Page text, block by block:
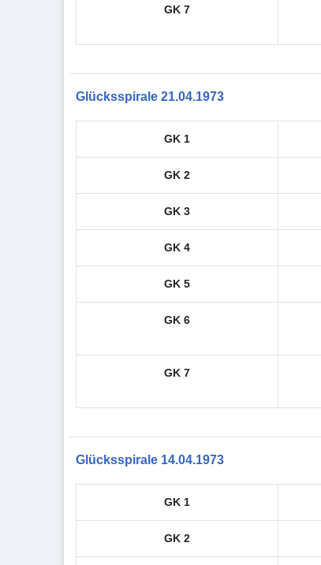
GK 7
Glücksspirale 21.04.1973
GK 1
GK 2
GK 3
GK 4
GK 5
GK 6
GK 7
Glücksspirale 14.04.1973
GK 1
GK 2